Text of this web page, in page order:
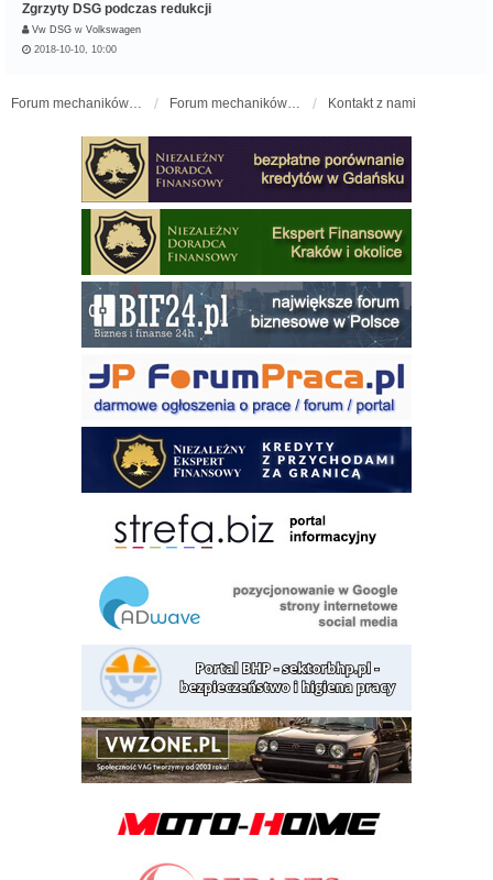
Zgrzyty DSG podczas redukcji
Vw DSG w Volkswagen
2018-10-10, 10:00
Forum mechaników samochodowych - forum-mechaniczne.pl Forum mechaników samochodowych Kontakt z nami